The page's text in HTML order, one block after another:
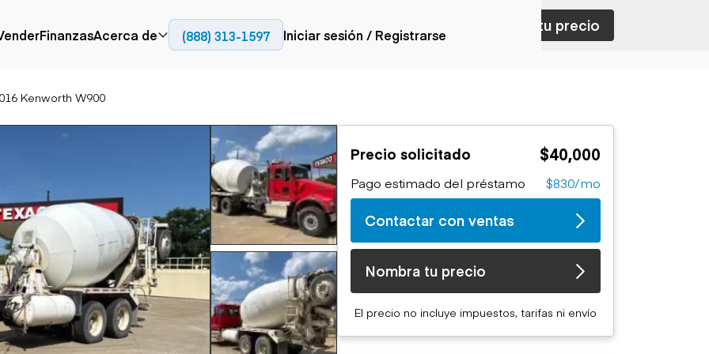
Aérea
Camiones con
Ascensores
Manipuladores
telescópicos
Movimiento de
tierra
Retroexcavadoras
Topadoras
Cargadoras compactas
Fresadoras en frío
Compactadores
Adoquines
Recuperadores de
carreteras
Generación de
energía
Generadores
Camiones articulados
Camiones con
plataforma
Camiones volquetes
Camiones de
transporte
Camiones fuera de
carretera
Camiones de servicio
Camiones especiales
Camiones con
remolque cisterna
FinanzasAcerca de
Recursos
(888) 313-1597 Iniciar sesión / Registrarse
Kenworth W900
Contactar con ventas Nombra tu precio
Precio solicitado $40,000
Pago estimado del préstamo $830/mo
Contactar con ventas
Nombra tu precio
El precio no incluye impuestos, tarifas ni envío